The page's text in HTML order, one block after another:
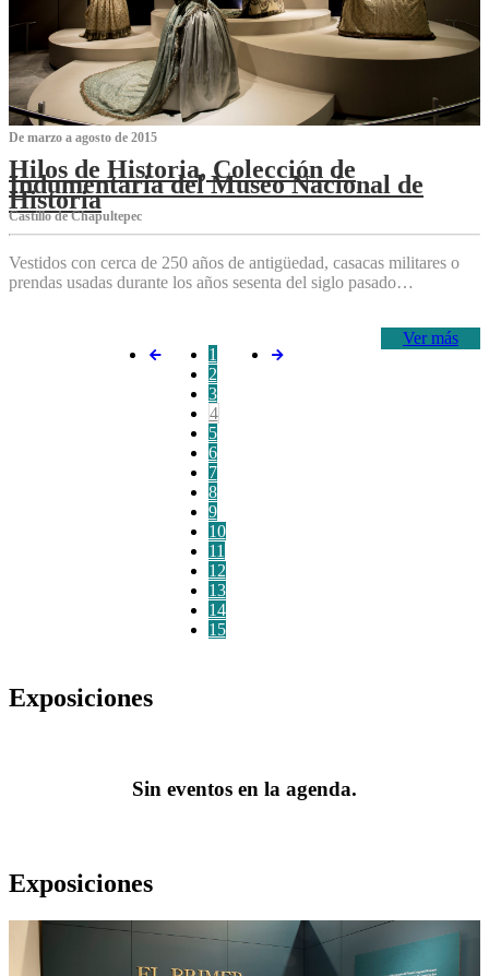
De marzo a agosto de 2015
Hilos de Historia, Colección de
Indumentaria del Museo Nacional de
Historia
Castillo de Chapultepec
Vestidos con cerca de 250 años de antigüedad, casacas militares o
prendas usadas durante los años sesenta del siglo pasado…
Ver más
1
2
3
4
5
6
7
8
9
10
11
12
13
14
15
Exposiciones
Sin eventos en la agenda.
Exposiciones